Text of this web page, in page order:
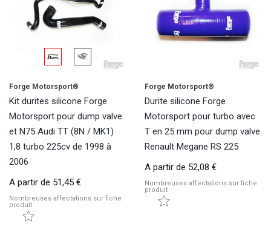
Forge Motorsport®
Kit durites silicone Forge
Motorsport pour dump valve
et N75 Audi TT (8N / MK1)
1,8 turbo 225cv de 1998 à
2006
A partir de 51,45 €
Nombreuses affectations sur fiche
produit
Forge Motorsport®
Durite silicone Forge
Motorsport pour turbo avec
T en 25 mm pour dump valve
Renault Megane RS 225
A partir de 52,08 €
Nombreuses affectations sur fiche
produit